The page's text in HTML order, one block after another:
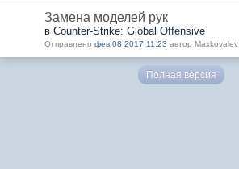
Замена моделей рук
в Counter-Strike: Global Offensive
Отправлено фев 08 2017 11:23 автор Maxkovalev
Полная версия